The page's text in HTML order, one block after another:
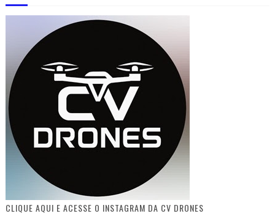
CLIQUE AQUI E ACESSE O INSTAGRAM DA CV DRONES